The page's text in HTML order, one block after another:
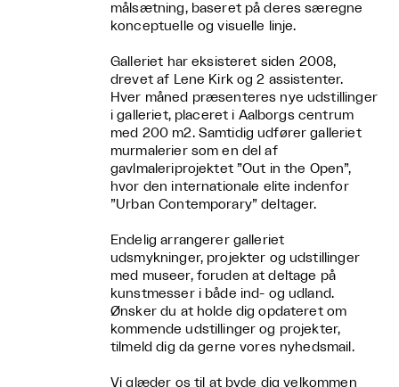
målsætning, baseret på deres særegne
konceptuelle og visuelle linje.
Galleriet har eksisteret siden 2008,
drevet af Lene Kirk og 2 assistenter.
Hver måned præsenteres nye udstillinger
i galleriet, placeret i Aalborgs centrum
med 200 m2. Samtidig udfører galleriet
murmalerier som en del af
gavlmaleriprojektet ”Out in the Open”,
hvor den internationale elite indenfor
”Urban Contemporary” deltager.
Endelig arrangerer galleriet
udsmykninger, projekter og udstillinger
med museer, foruden at deltage på
kunstmesser i både ind- og udland.
Ønsker du at holde dig opdateret om
kommende udstillinger og projekter,
tilmeld dig da gerne vores nyhedsmail.
Vi glæder os til at byde dig velkommen